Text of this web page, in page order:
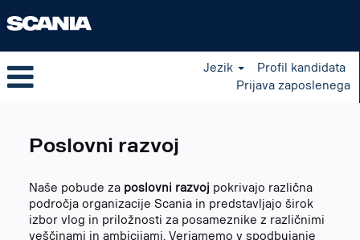
Jezik
Profil kandidata
Prijava zaposlenega
sl_SI
Poslovni razvoj
Naše pobude za poslovni razvoj pokrivajo različna
področja organizacije Scania in predstavljajo širok
izbor vlog in priložnosti za posameznike z različnimi
veščinami in ambicijami. Verjamemo v spodbujanje